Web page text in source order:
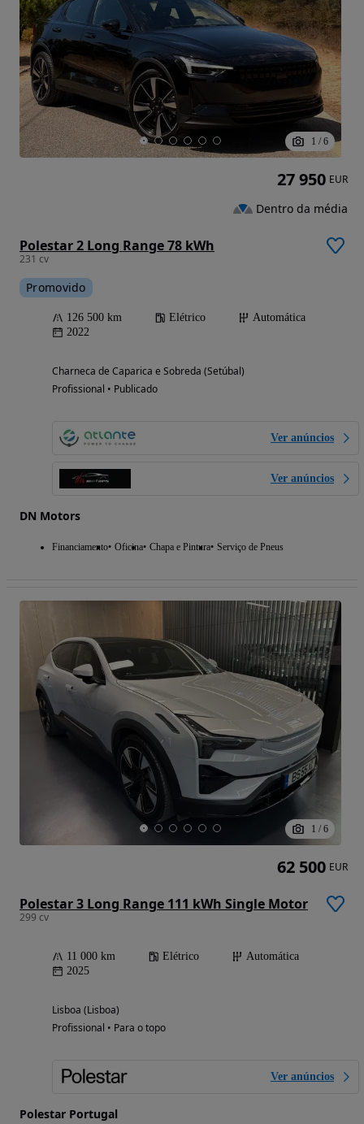
1 / 6
Polestar 2 Long Range 78 kWh
231 cv
Promovido
126 500 km Elétrico
Automática
2022
Charneca de Caparica e Sobreda (Setúbal)
Profissional • Publicado
Ver anúncios
Ver anúncios
DN Motors
Financiamento Oficina Chapa e Pintura Serviço de Pneus
27 950 EUR
Dentro da média
1 / 6
Polestar 3 Long Range 111 kWh Single Motor
299 cv
11 000 km Elétrico
Automática
2025
Lisboa (Lisboa)
Profissional • Para o topo
Ver anúncios
Polestar Portugal
62 500 EUR